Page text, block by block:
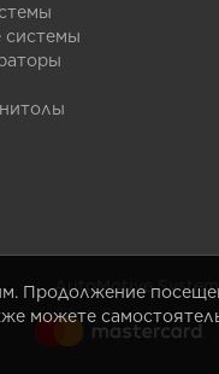
Продолжение
можете
системы
AutoMotive